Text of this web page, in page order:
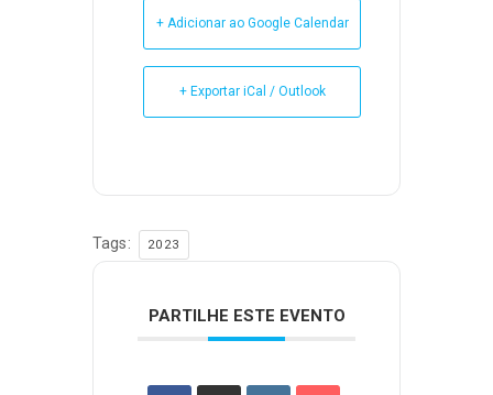
+ Adicionar ao Google Calendar
+ Exportar iCal / Outlook
Tags: 2023
PARTILHE ESTE EVENTO